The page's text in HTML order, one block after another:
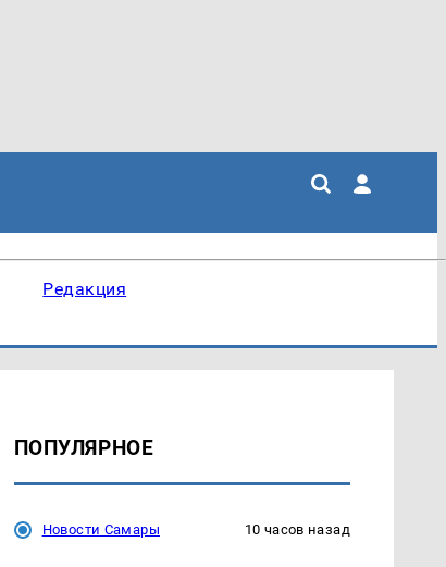
Редакция
ПОПУЛЯРНОЕ
Новости Самары 10 часов назад